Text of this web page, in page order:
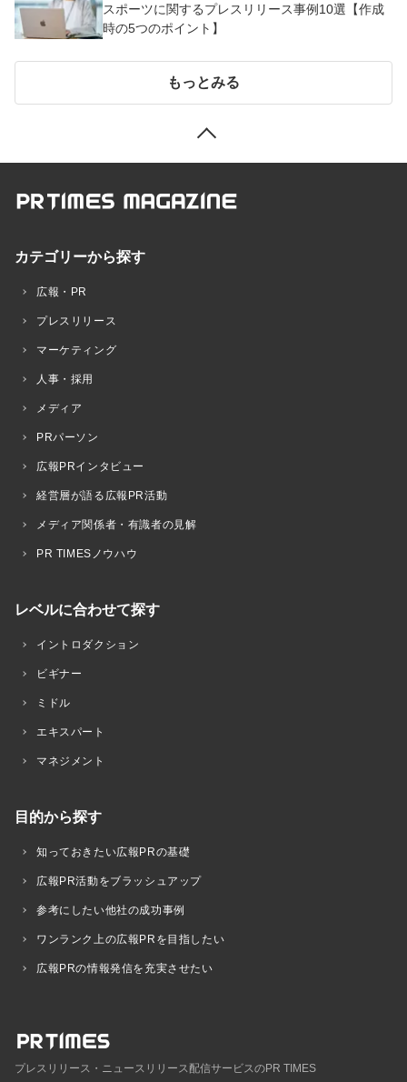
スポーツに関するプレスリリース事例10選【作成
時の5つのポイント】
もっとみる
カテゴリーから探す
広報・PR
プレスリリース
マーケティング
人事・採用
メディア
PRパーソン
広報PRインタビュー
経営層が語る広報PR活動
メディア関係者・有識者の見解
PR TIMESノウハウ
レベルに合わせて探す
イントロダクション
ビギナー
ミドル
エキスパート
マネジメント
目的から探す
知っておきたい広報PRの基礎
広報PR活動をブラッシュアップ
参考にしたい他社の成功事例
ワンランク上の広報PRを目指したい
広報PRの情報発信を充実させたい
プレスリリース・ニュースリリース配信サービスのPR TIMES